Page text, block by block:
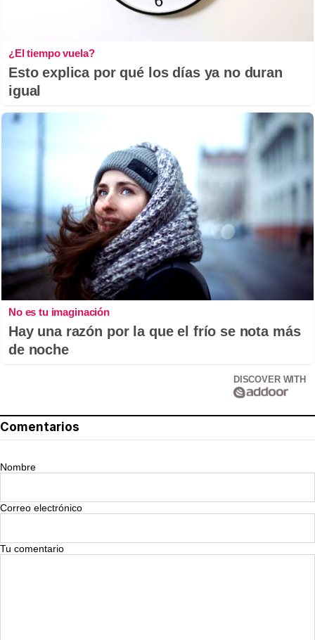
¿El tiempo vuela?
Esto explica por qué los días ya no duran
igual
No es tu imaginación
Hay una razón por la que el frío se nota más
de noche
DISCOVER WITH
Comentarios
Nombre
Correo electrónico
Tu comentario